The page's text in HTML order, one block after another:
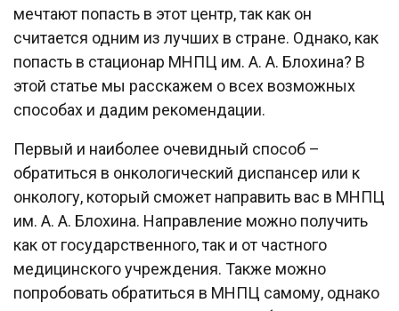
мечтают попасть в этот центр, так как он
считается одним из лучших в стране. Однако, как
попасть в стационар МНПЦ им. А. А. Блохина? В
этой статье мы расскажем о всех возможных
способах и дадим рекомендации.
Первый и наиболее очевидный способ –
обратиться в онкологический диспансер или к
онкологу, который сможет направить вас в МНПЦ
им. А. А. Блохина. Направление можно получить
как от государственного, так и от частного
медицинского учреждения. Также можно
попробовать обратиться в МНПЦ самому, однако